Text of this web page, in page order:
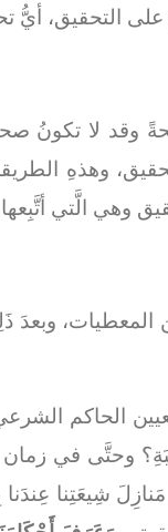
التحقيق، أيُّ
وقد لا تكونُ
وهذهِ
وهي الَّتي
وبعدَ
الحاكم
وحتَّى في
مَنازِلَ شِيعَتِنا